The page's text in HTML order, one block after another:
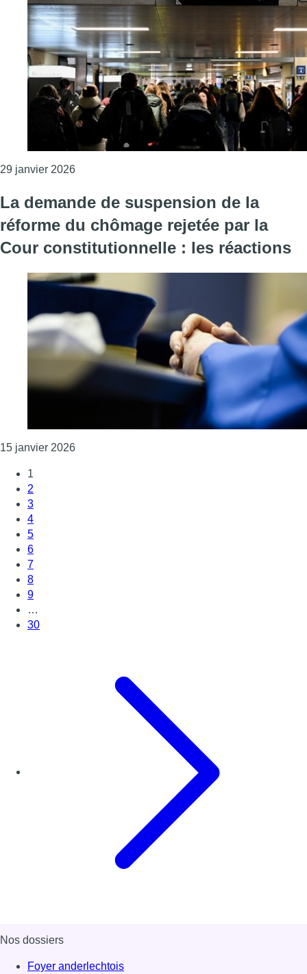
29 janvier 2026Consulter l'article "Grève sur le rail : après le
La demande de suspension de la
réforme du chômage rejetée par la
Cour constitutionnelle : les réactions
15 janvier 2026Consulter l'article "La demande de suspension
1
2
3
4
5
6
7
8
9
…
30
Nos dossiers
Foyer anderlechtois